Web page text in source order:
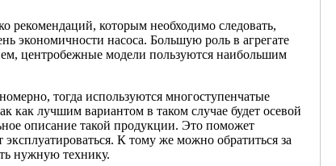
рекомендаций, которым необходимо следовать,
экономичности насоса. Большую роль в агрегате
центробежные модели пользуются наибольшим
тогда используются многоступенчатые
как лучшим вариантом в таком случае будет осевой
описание такой продукции. Это поможет
эксплуатироваться. К тому же можно обратиться за
нужную технику.